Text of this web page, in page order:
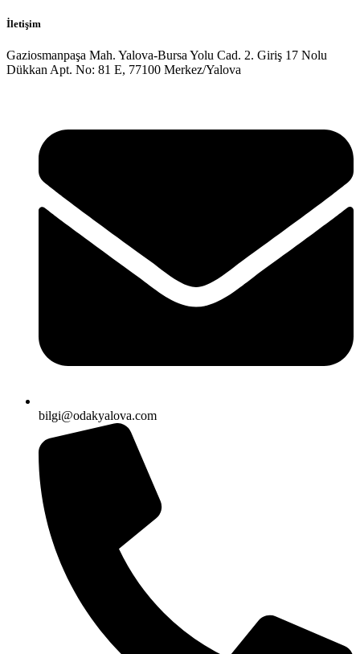
İletişim
Gaziosmanpaşa Mah. Yalova-Bursa Yolu Cad. 2. Giriş 17 Nolu
Dükkan Apt. No: 81 E, 77100 Merkez/Yalova
bilgi@odakyalova.com